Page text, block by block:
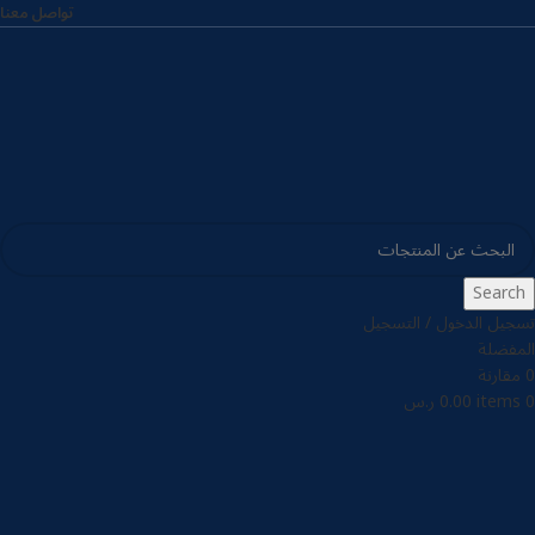
تواصل معنا
Search
تسجيل الدخول / التسجيل
المفضلة
0 مقارنة
0
items
0.00 ر.س